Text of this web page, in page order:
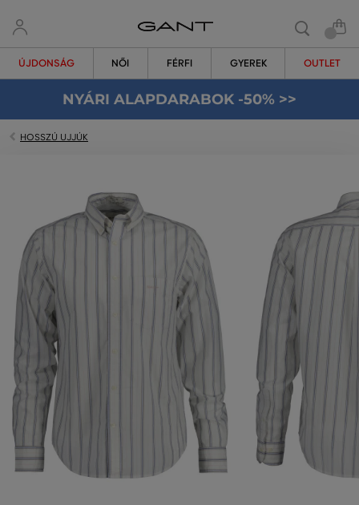
ÚJDONSÁG NŐI FÉRFI GYEREK OUTLET
NYÁRI ALAPDARABOK -50% >>
HOSSZÚ UJJÚK